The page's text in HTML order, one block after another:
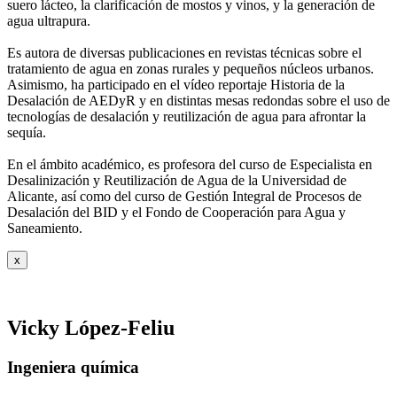
suero lácteo, la clarificación de mostos y vinos, y la generación de
agua ultrapura.
Es autora de diversas publicaciones en revistas técnicas sobre el
tratamiento de agua en zonas rurales y pequeños núcleos urbanos.
Asimismo, ha participado en el vídeo reportaje Historia de la
Desalación de AEDyR y en distintas mesas redondas sobre el uso de
tecnologías de desalación y reutilización de agua para afrontar la
sequía.
En el ámbito académico, es profesora del curso de Especialista en
Desalinización y Reutilización de Agua de la Universidad de
Alicante, así como del curso de Gestión Integral de Procesos de
Desalación del BID y el Fondo de Cooperación para Agua y
Saneamiento.
x
Vicky López-Feliu
Ingeniera química